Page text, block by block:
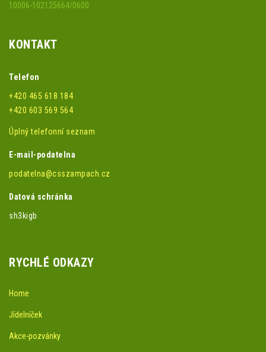
10006-102125664/0600
KONTAKT
Telefon
+420 465 618 184
+420 603 569 564
Úplný telefonní seznam
E-mail-podatelna
podatelna@csszampach.cz
Datová schránka
sh3kigb
RYCHLÉ ODKAZY
Home
Jídelníček
Akce-pozvánky